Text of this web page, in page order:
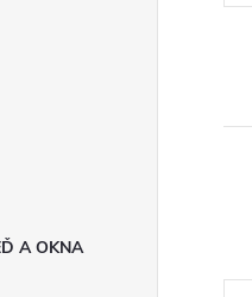
A OKNA